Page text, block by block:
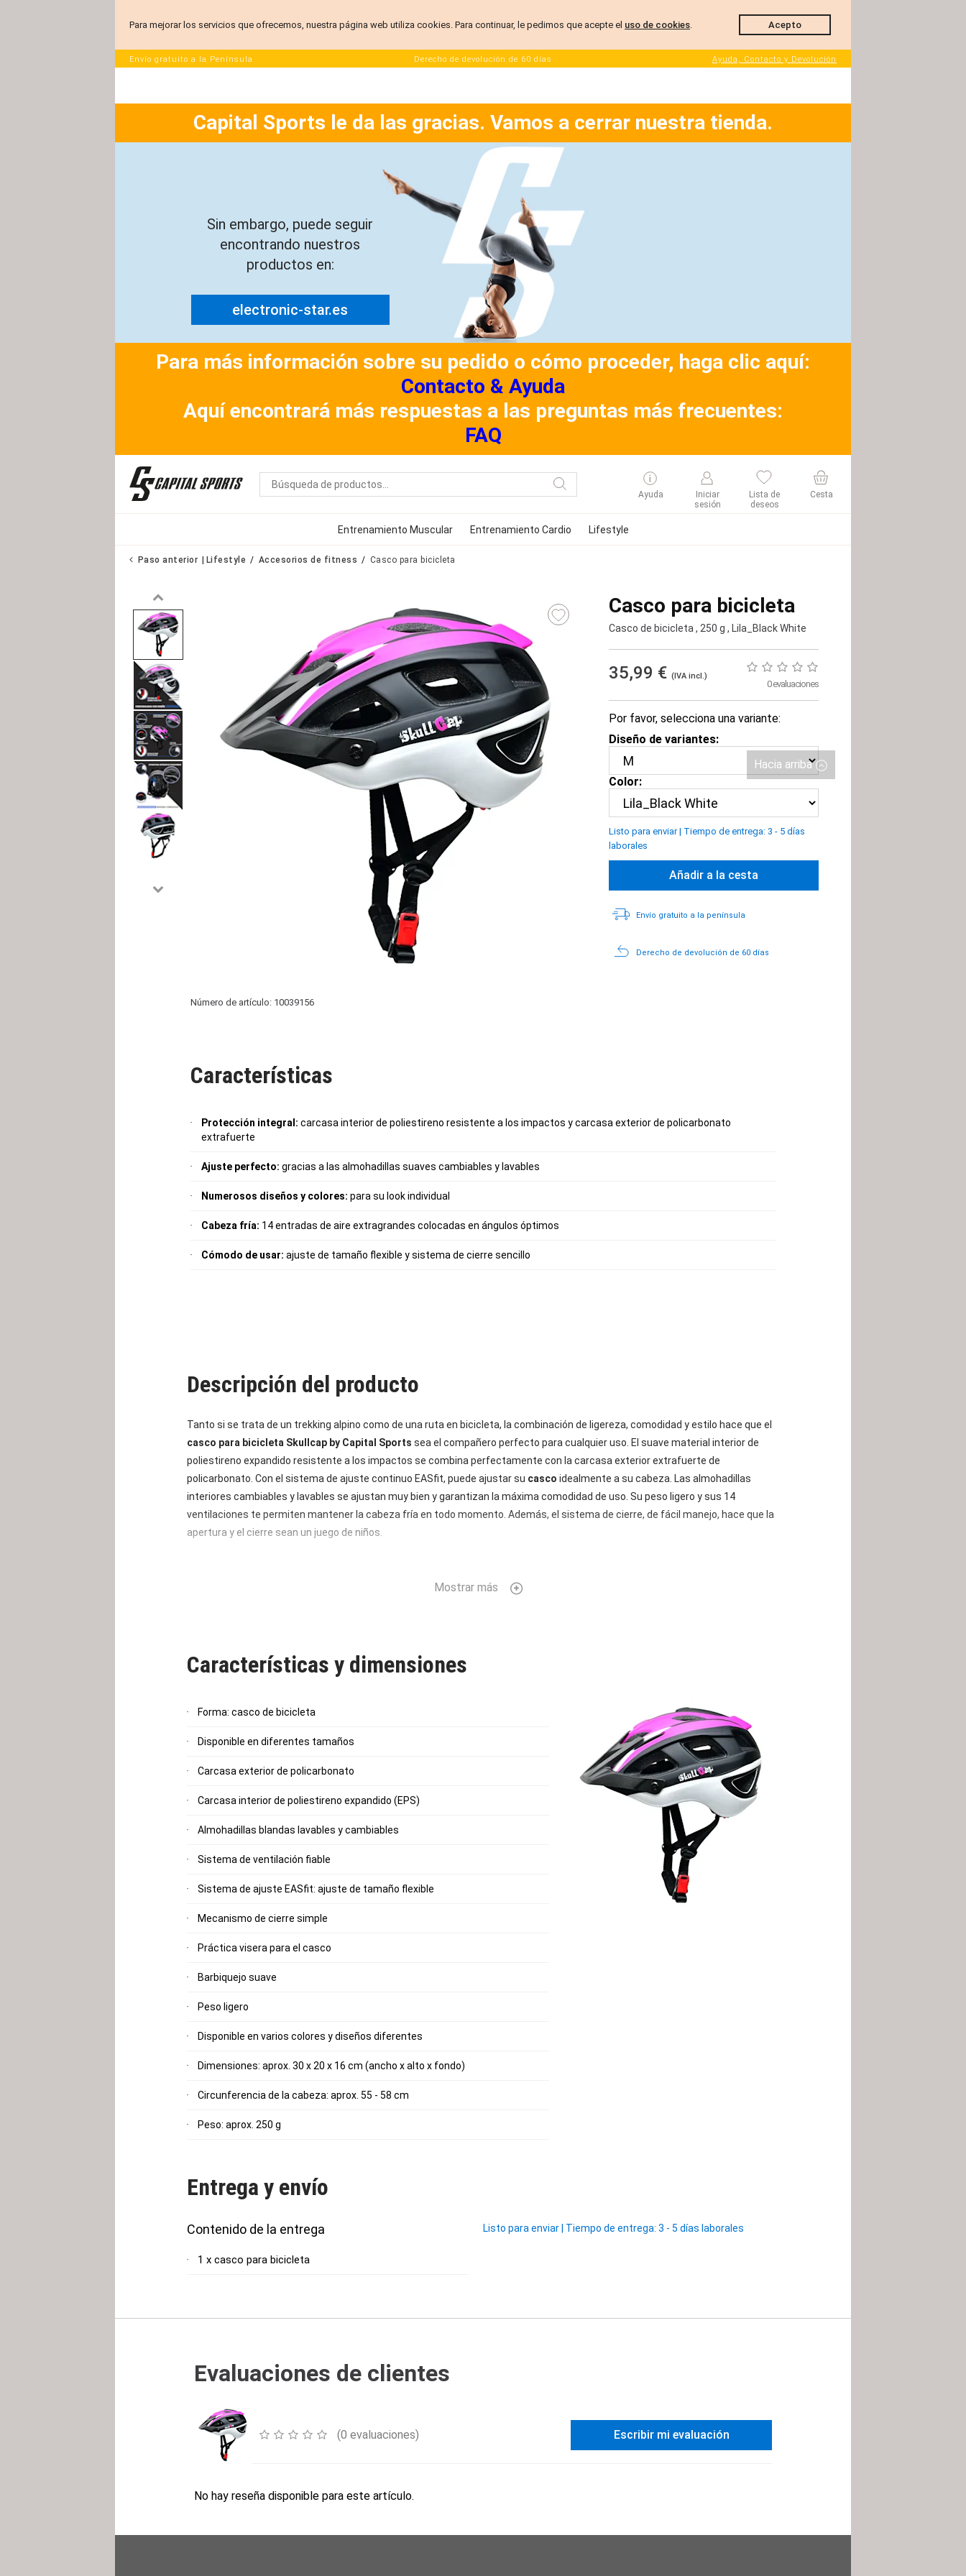
Capital Sports le da las gracias. Vamos a cerrar nuestra tienda.
Sin embargo, puede seguir
encontrando nuestros
productos en:
electronic-star.es
Para más información sobre su pedido o cómo proceder, haga clic aquí:
Contacto & Ayuda
Aquí encontrará más respuestas a las preguntas más frecuentes:
FAQ
Ayuda
Iniciar
sesión
Lista de
deseos
Cesta
Entrenamiento Muscular Entrenamiento Cardio Lifestyle
Paso anterior Lifestyle Accesorios de fitness Casco para bicicleta
Casco para bicicleta
Casco de bicicleta , 250 g , Lila_Black White
35,99 € (IVA incl.)
0 evaluaciones
Por favor, selecciona una variante:
Diseño de variantes:
Color:
Listo para enviar| Tiempo de entrega: 3 - 5 días
laborales
Añadir a la cesta
Envío gratuito a la península
Derecho de devolución de 60 días
Número de artículo: 10039156
Características
Protección integral: carcasa interior de poliestireno resistente a los impactos y carcasa exterior de policarbonato
extrafuerte
Ajuste perfecto: gracias a las almohadillas suaves cambiables y lavables
Numerosos diseños y colores: para su look individual
Cabeza fría: 14 entradas de aire extragrandes colocadas en ángulos óptimos
Cómodo de usar: ajuste de tamaño flexible y sistema de cierre sencillo
Descripción del producto
Tanto si se trata de un trekking alpino como de una ruta en bicicleta, la combinación de ligereza, comodidad y estilo hace que el
casco para bicicleta Skullcap by Capital Sports sea el compañero perfecto para cualquier uso. El suave material interior de
poliestireno expandido resistente a los impactos se combina perfectamente con la carcasa exterior extrafuerte de
policarbonato. Con el sistema de ajuste continuo EASfit, puede ajustar su casco idealmente a su cabeza. Las almohadillas
interiores cambiables y lavables se ajustan muy bien y garantizan la máxima comodidad de uso. Su peso ligero y sus 14
ventilaciones te permiten mantener la cabeza fría en todo momento. Además, el sistema de cierre, de fácil manejo, hace que la
apertura y el cierre sean un juego de niños.
Mostrar más
Características y dimensiones
Forma: casco de bicicleta
Disponible en diferentes tamaños
Carcasa exterior de policarbonato
Carcasa interior de poliestireno expandido (EPS)
Almohadillas blandas lavables y cambiables
Sistema de ventilación fiable
Sistema de ajuste EASfit: ajuste de tamaño flexible
Mecanismo de cierre simple
Práctica visera para el casco
Barbiquejo suave
Peso ligero
Disponible en varios colores y diseños diferentes
Dimensiones: aprox. 30 x 20 x 16 cm (ancho x alto x fondo)
Circunferencia de la cabeza: aprox. 55 - 58 cm
Peso: aprox. 250 g
Entrega y envío
Contenido de la entrega
1 x casco para bicicleta
Listo para enviar Tiempo de entrega: 3 - 5 días laborales
Evaluaciones de clientes
(0 evaluaciones) Escribir mi evaluación
No hay reseña disponible para este artículo.
Envío gratuito a la Península Derecho de devolución de 60 días Ayuda, Contacto y Devolución
Para mejorar los servicios que ofrecemos, nuestra página web utiliza cookies. Para continuar, le pedimos que acepte el uso de cookies. Acepto
Hacia arriba